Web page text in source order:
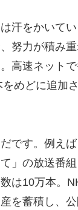
汗をかいて
努力が積み
高速ネット
めどに追加
です。例え
」の放送番
は10万本。
を蓄積し、